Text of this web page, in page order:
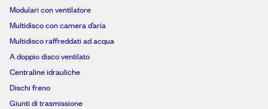
Modulari con ventilatore
Multidisco con camera d’aria
Multidisco raffreddati ad acqua
A doppio disco ventilato
Centraline idrauliche
Dischi freno
Giunti di trasmissione